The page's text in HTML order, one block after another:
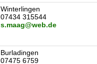
Winterlingen
07434 315544
s.maag@web.de
Burladingen
07475 6759